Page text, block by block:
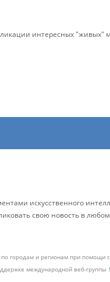
интересных "живых"
искусственного
свою новость в
по городам и регионам при
международной веб-группы